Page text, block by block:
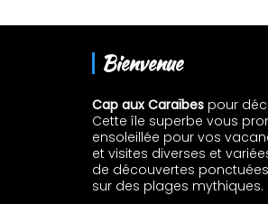
Bienvenue
Cap aux Caraïbes pour
Cette île superbe vous
ensoleillée pour vos
et visites diverses et
de découvertes
sur des plages mythiques.